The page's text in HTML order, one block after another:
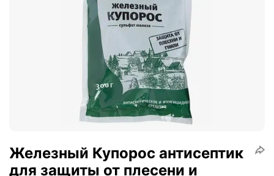
Железный Купорос антисептик
для защиты от плесени и